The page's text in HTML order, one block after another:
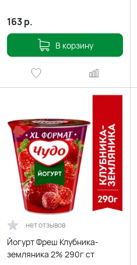
163р.
В корзину
нет отзывов
Йогурт Фреш Клубника-
земляника 2% 290г ст